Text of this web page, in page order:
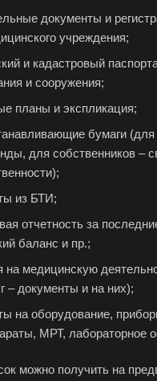
документы и
учреждения;
и кадастровый
и сооружения;
планы и экспликация;
бумаги (для
для собственников –
из БТИ;
отчетность за
баланс и пр.;
на медицинскую
– документы и на них);
на оборудование,
МРТ, лабораторное
можно получить на